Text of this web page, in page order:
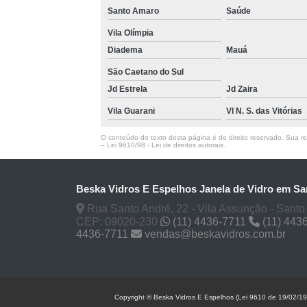
Santo Amaro Saúde
Vila Olímpia
Diadema
Mauá
São Caetano do Sul
Jd Estrela
Jd Zaira
Vila Guarani Vl N. S. das Vitórias
O conteúdo do texto desta página é de direito reservado. Sua
– Lei 9610/98 - Lei de direitos autorais.
Beska Vidros E Espelhos Janela de Vidro em
Rua Santo André, 22 - Vila Assunção - Santo
CEP: 09020-230
(11) 4436-7711 (11)
4436-7711
vendas@beskavidros.com.br
Copyright © Beska Vidros E Espelhos (Lei 9610 de 19/02/